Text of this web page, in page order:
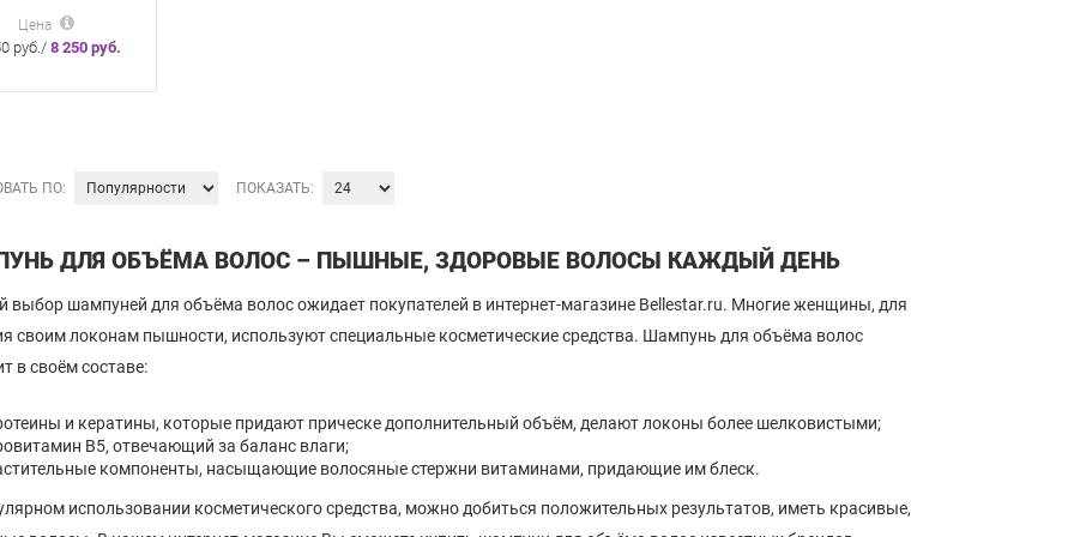
для объема и
251 мл
Цена
руб./8 250 руб.
ПО: ПОКАЗАТЬ:
ДЛЯ ОБЪЁМА ВОЛОС – ПЫШНЫЕ, ЗДОРОВЫЕ ВОЛОСЫ КАЖДЫЙ ДЕНЬ
выбор шампуней для объёма волос ожидает покупателей в интернет-магазине Bellestar.ru. Многие женщины, для
своим локонам пышности, используют специальные косметические средства. Шампунь для объёма волос
в своём составе:
и кератины, которые придают прическе дополнительный объём, делают локоны более шелковистыми;
B5, отвечающий за баланс влаги;
компоненты, насыщающие волосяные стержни витаминами, придающие им блеск.
использовании косметического средства, можно добиться положительных результатов, иметь красивые,